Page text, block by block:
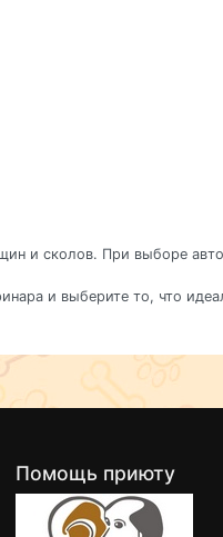
и сколов. При выборе
и выберите то, что
Помощь приюту